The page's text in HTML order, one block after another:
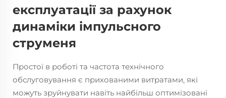
експлуатації за рахунок
динаміки імпульсного
струменя
Простої в роботі та частота технічного
обслуговування є прихованими витратами, які
можуть зруйнувати навіть найбільш оптимізовані